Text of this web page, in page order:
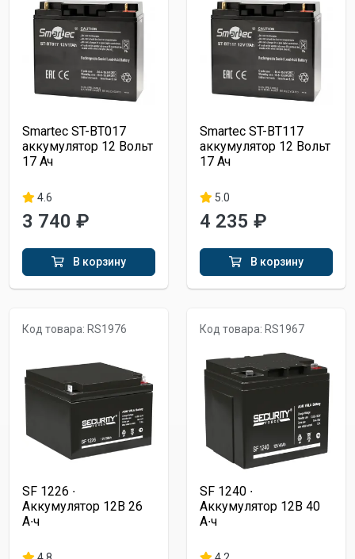
Smartec ST-BT017
аккумулятор 12 Вольт
17 Ач
4.6
3 740 ₽
В корзину
Smartec ST-BT117
аккумулятор 12 Вольт
17 Ач
5.0
4 235 ₽
В корзину
Код товара: RS1976
SF 1226 ∙
Аккумулятор 12В 26
А∙ч
Код товара: RS1967
SF 1240 ∙
Аккумулятор 12В 40
А∙ч